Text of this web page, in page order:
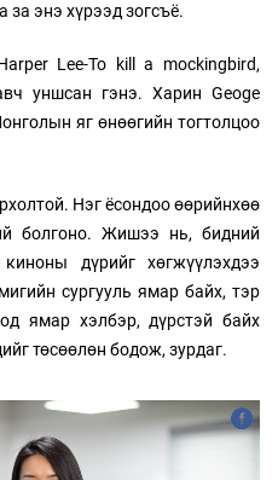
за энэ хүрээд зогсъё.
Lee-To kill a mockingbird,
уншсан гэнэ. Харин Geoge
яг өнөөгийн тогтолцоо
Нэг ёсондоо өөрийнхөө
болгоно. Жишээ нь, бидний
дүрийг хөгжүүлэхдээ
сургууль ямар байх, тэр
ямар хэлбэр, дүрстэй байх
төсөөлөн бодож, зурдаг.